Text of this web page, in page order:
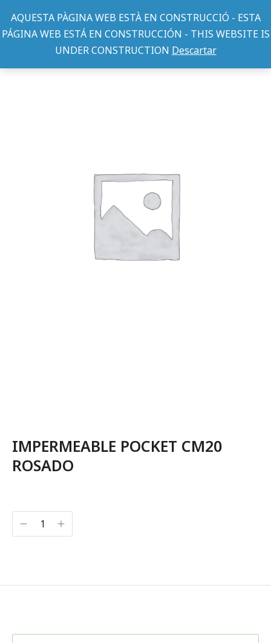
AQUESTA PÀGINA WEB ESTÀ EN CONSTRUCCIÓ - ESTA
PÁGINA WEB ESTÁ EN CONSTRUCCIÓN - THIS WEBSITE IS
UNDER CONSTRUCTION Descartar
IMPERMEABLE POCKET CM20
ROSADO